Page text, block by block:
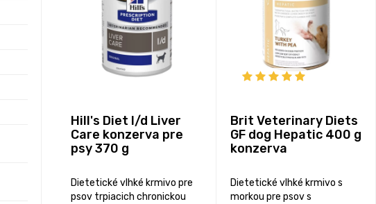
Hill's Diet l/d Liver
Care konzerva pre
psy 370 g
Dietetické vlhké krmivo pre
psov trpiacich chronickou
Brit Veterinary Diets
GF dog Hepatic 400 g
konzerva
Dietetické vlhké krmivo s
morkou pre psov s